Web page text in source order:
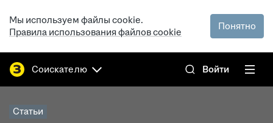
Мы используем файлы cookie.
Правила использования файлов cookie
Понятно
Соискателю Войти
Статьи